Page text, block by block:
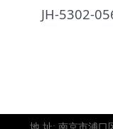
JH-5302-